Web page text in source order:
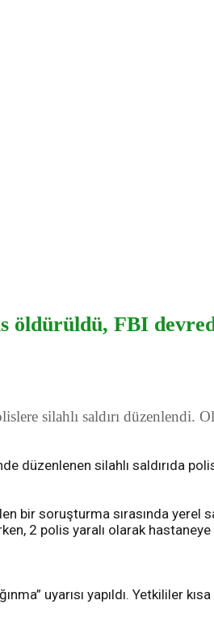
öldürüldü, FBI
silahlı saldırı düzenlendi.
düzenlenen silahlı saldırıda
bir soruşturma sırasında
2 polis yaralı olarak
uyarısı yapıldı. Yetkililer